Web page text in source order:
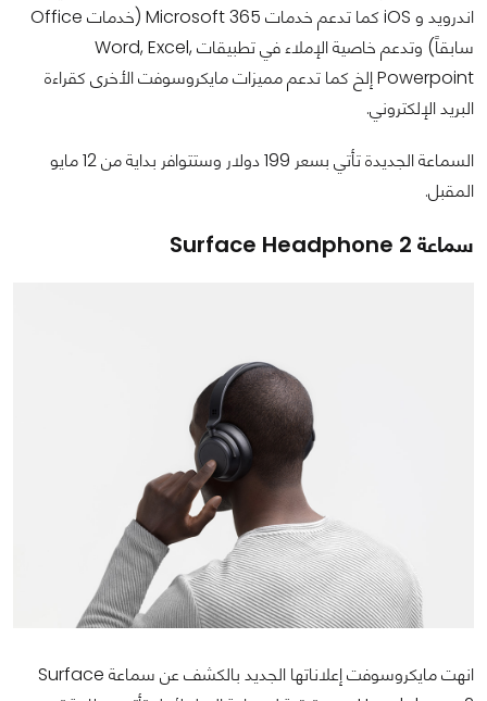
اندرويد و iOS كما تدعم خدمات Microsoft 365 (خدمات Office
سابقاً) وتدعم خاصية الإملاء في تطبيقات Word, Excel,
Powerpoint إلخ كما تدعم مميزات مايكروسوفت الأخرى كقراءة
البريد الإلكتروني.
السماعة الجديدة تأتي بسعر 199 دولار وستتوافر بداية من 12 مايو
المقبل.
سماعة Surface Headphone 2
انهت مايكروسوفت إعلاناتها الجديد بالكشف عن سماعة Surface